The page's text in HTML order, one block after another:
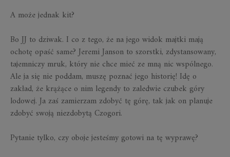
A może jednak kit?
Bo JJ to dziwak. I co z tego, że na jego widok majtki mają
ochotę opaść same? Jeremi Janson to szorstki, zdystansowany,
tajemniczy mruk, który nie chce mieć ze mną nic wspólnego.
Ale ja się nie poddam, muszę poznać jego historię! Idę o
zakład, że krążące o nim legendy to zaledwie czubek góry
lodowej. Ja zaś zamierzam zdobyć tę górę, tak jak on planuje
zdobyć swoją niezdobytą Czogori.
Pytanie tylko, czy oboje jesteśmy gotowi na tę wyprawę?